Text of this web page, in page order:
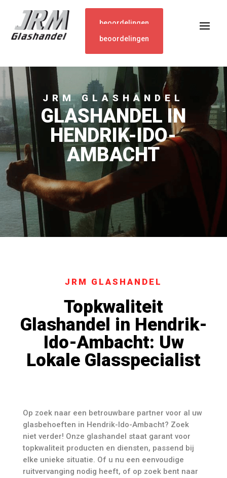
beoordelingen
beoordelingen
JRM GLASHANDEL
GLASHANDEL IN
HENDRIK-IDO-
AMBACHT
JRM GLASHANDEL
Topkwaliteit
Glashandel in Hendrik-
Ido-Ambacht: Uw
Lokale Glasspecialist
Op zoek naar een betrouwbare partner voor al uw
glasbehoeften in Hendrik-Ido-Ambacht? Zoek
niet verder! Onze glashandel staat garant voor
topkwaliteit producten en diensten, passend bij
elke unieke situatie. Of u nu een eenvoudige
ruitvervanging nodig heeft, of op zoek bent naar